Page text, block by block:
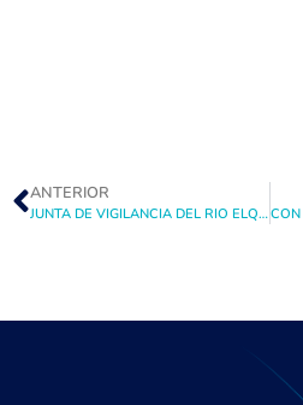
ANTERIOR
JUNTA DE VIGILANCIA DEL RIO ELQUI RECIBE BONO PARA LA EJECUCIÓN DE PRIMER PROYECTO DE COMPUERTAS AUTOMATIZADAS